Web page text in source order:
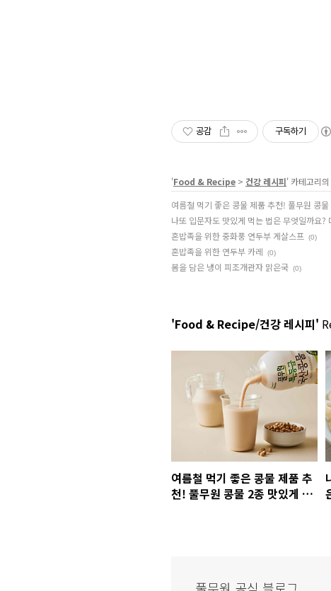
공감 구독하기
'Food & Recipe > 건강 레시피' 카테고리
여름철 먹기 좋은 콩물 제품 추천! 풀무원 콩
나또 입문자도 맛있게 먹는 법은 무엇일까요
혼밥족을 위한 중화풍 연두부 게살스프 (0)
혼밥족을 위한 연두부 카레 (0)
봄을 담은 냉이 피조개관자 맑은국 (0)
'Food & Recipe/건강 레시피'
여름철 먹기 좋은 콩물 제품 추
천! 풀무원 콩물 2종 맛있게 먹
풀무원 공식 블로그